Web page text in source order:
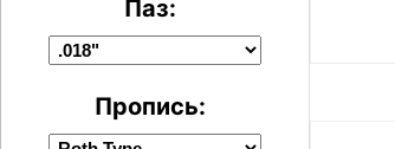
Паз:
Пропись: